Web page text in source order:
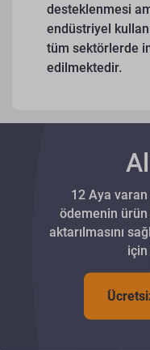
desteklenmesi
endüstriyel
tüm sektörlerde
edilmektedir.
12 Aya varan
ödemenin ürün
aktarılmasını
için